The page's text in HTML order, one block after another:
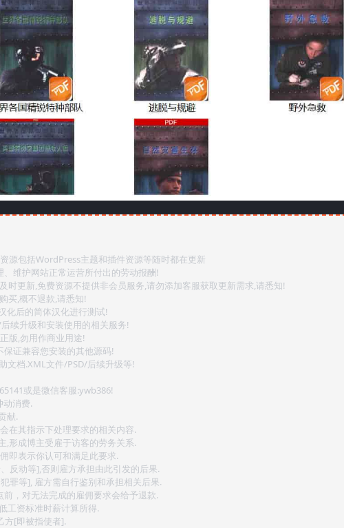
源包括WordPress主题和插件资源等随时都在更新
维护网站正常运营所付出的劳动报酬!
时更新,免费资源不提供非会员服务,请勿添加客服获取更新需求,请悉知!
买,概不退款,请悉知!
化后的简体汉化进行测试!
续升级和安装使用的相关服务!
版,勿用作商业用途!
证兼容您安装的其他源码!
文档.XML文件/PSD/后续升级等!
或是微信客服:ywb386!
消费.
献.
在其指示下处理要求的相关内容.
,形成博主受雇于访客的劳务关系.
即表示你认可和满足此要求.
反动等],否则雇方承担由此引发的后果.
罪等], 雇方需自行鉴别和承担相关后果.
，对无法完成的雇佣要求会给予退款.
工资标准时薪计算所得.
方[即被指使者].